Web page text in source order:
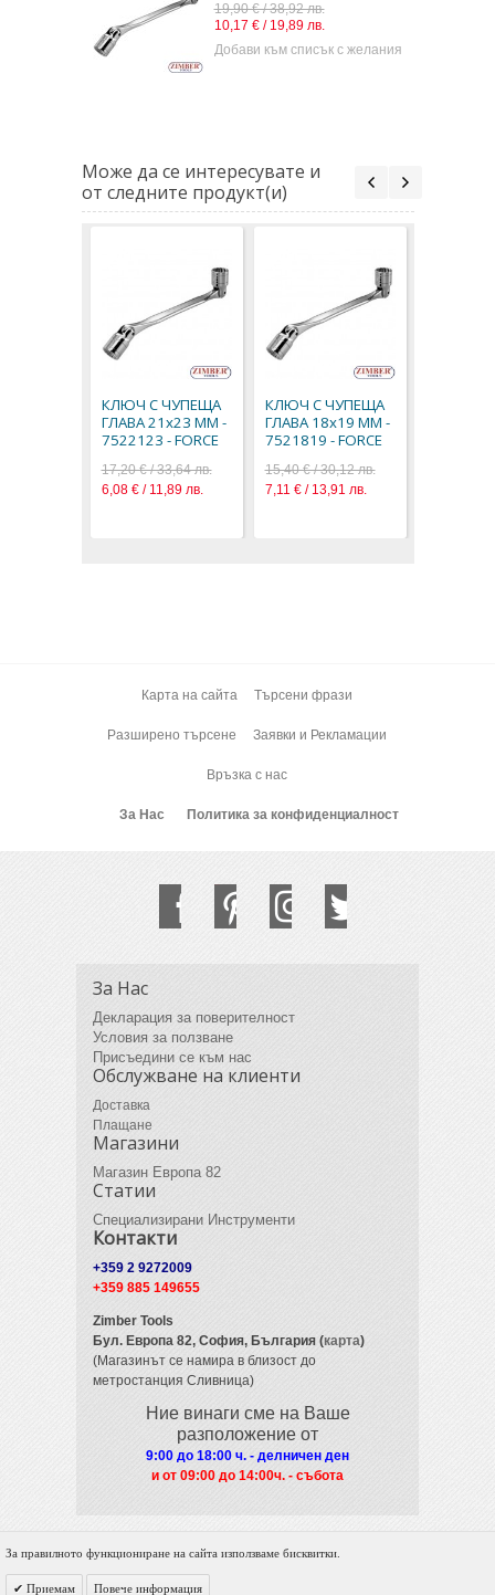
19,90 € / 38,92 лв.
10,17 € / 19,89 лв.
Добави към списък с желания
Може да се интересувате и
от следните продукт(и)
КЛЮЧ С ЧУПЕЩА
ГЛАВА 21x23 ММ -
7522123 - FORCE
17,20 € / 33,64 лв.
6,08 € / 11,89 лв.
КЛЮЧ С ЧУПЕЩА
ГЛАВА 18x19 ММ -
7521819 - FORCE
15,40 € / 30,12 лв.
7,11 € / 13,91 лв.
Карта на сайта Търсени фрази
Разширено търсене Заявки и Рекламации
Връзка с нас
За Нас Политика за конфиденциалност
За Нас
Декларация за поверителност
Условия за ползване
Присъедини се към нас
Обслужване на клиенти
Доставка
Плащане
Магазини
Магазин Европа 82
Статии
Специализирани Инструменти
Контакти
+359 2 9272009
+359 885 149655
Zimber Tools
Бул. Европа 82, София, България (карта)
(Магазинът се намира в близост до
метростанция Сливница)
Ние винаги сме на Ваше
разположение от
9:00 до 18:00 ч. - делничен ден
и от 09:00 до 14:00ч. - събота
© 2012 Zimber Tools. All Rights Reserved.
За правилното функциониране на сайта използваме бисквитки.
Приемам Повече информация